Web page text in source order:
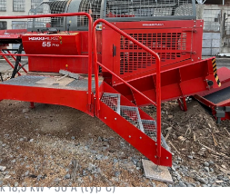
cm
60 cm
kombi
16/24-częściowy)
1,6 m (opcjonalnie 6 m/8 m)
60 cm
kW + 50 A (typ C)